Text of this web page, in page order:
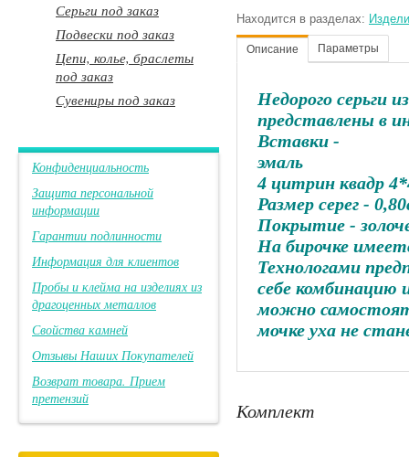
Находится в разделах:
Описание Параметры
Недорого серьги
представлены в
Вставки -
эмаль
4 цитрин квадр
Размер серег -
Покрытие -
На бирочке
Технологами
себе комбинацию
можно
мочке уха не
Комплект
Серьги под заказ
Подвески под заказ
Цепи, колье, браслеты
под заказ
Сувениры под заказ
Конфиденциальность
Защита персональной
информации
Гарантии подлинности
Информация для клиентов
Пробы и клейма на изделиях из
драгоценных металлов
Свойства камней
Отзывы Наших Покупателей
Возврат товара. Прием
претензий